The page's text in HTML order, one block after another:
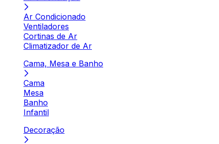
Ar Condicionado
Ventiladores
Cortinas de Ar
Climatizador de Ar
Cama, Mesa e Banho
Cama
Mesa
Banho
Infantil
Decoração